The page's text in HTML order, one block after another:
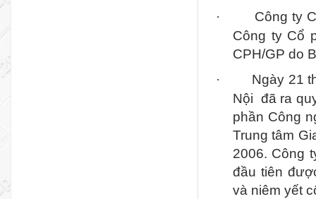
·
Công ty
Công ty Cổ
CPH/GP do
·
Ngày 21
Nội đã ra
phần Công
Trung tâm
2006. Công
đầu tiên
và niêm yết